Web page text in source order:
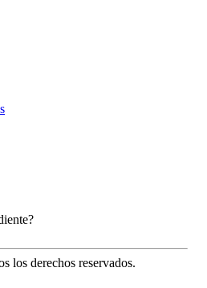
los derechos reservados.